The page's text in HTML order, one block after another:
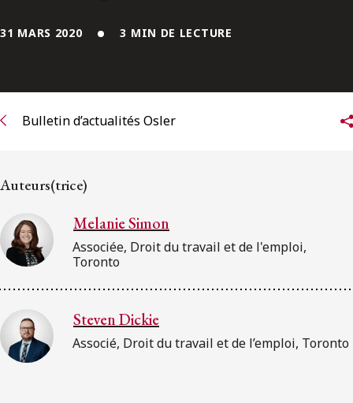
S’abonner
31 MARS 2020 3 MIN DE LECTURE
Bulletin d’actualités Osler
Auteurs(trice)
Melanie Simon
Associée, Droit du travail et de l'emploi,
Toronto
Steven Dickie
Associé, Droit du travail et de l’emploi, Toronto